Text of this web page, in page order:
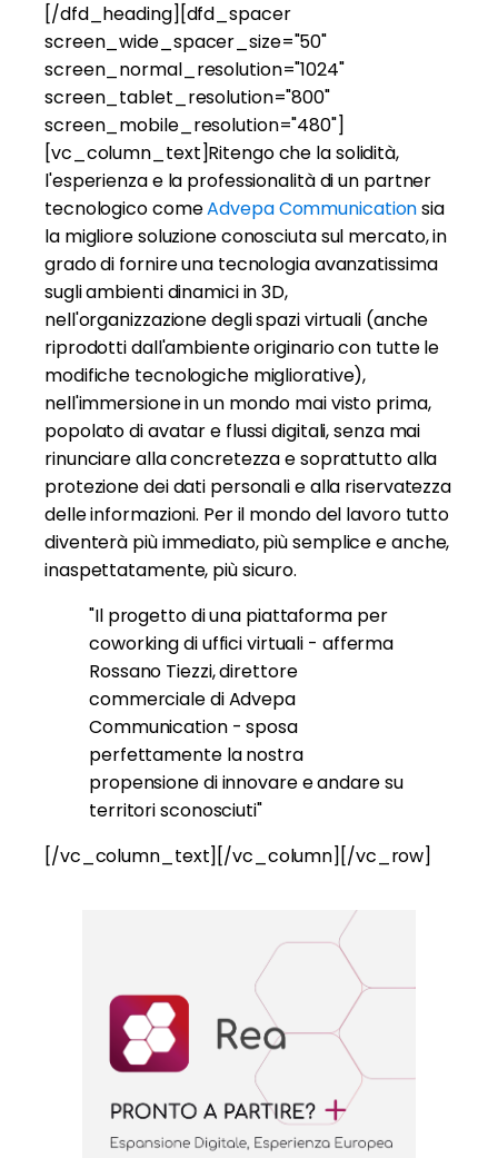
[/dfd_heading][dfd_spacer
screen_wide_spacer_size="50"
screen_normal_resolution="1024"
screen_tablet_resolution="800"
screen_mobile_resolution="480"]
[vc_column_text]Ritengo che la solidità,
l'esperienza e la professionalità di un partner
tecnologico comeAdvepa Communicationsia
la migliore soluzione conosciuta sul mercato, in
grado di fornire una tecnologia avanzatissima
sugli ambienti dinamici in 3D,
nell'organizzazione degli spazi virtuali (anche
riprodotti dall'ambiente originario con tutte le
modifiche tecnologiche migliorative),
nell'immersione in un mondo mai visto prima,
popolato di avatar e flussi digitali, senza mai
rinunciare alla concretezza e soprattutto alla
protezione dei dati personali e alla riservatezza
delle informazioni. Per il mondo del lavoro tutto
diventerà più immediato, più semplice e anche,
inaspettatamente, più sicuro.
"Il progetto di una piattaforma per
coworking di uffici virtuali - afferma
Rossano Tiezzi, direttore
commerciale di Advepa
Communication - sposa
perfettamente la nostra
propensione di innovare e andare su
territori sconosciuti"
[/vc_column_text][/vc_column][/vc_row]